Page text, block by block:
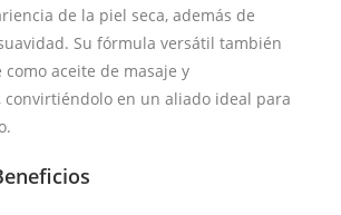
de la piel seca, además de
Su fórmula versátil también
aceite de masaje y
convirtiéndolo en un aliado ideal para